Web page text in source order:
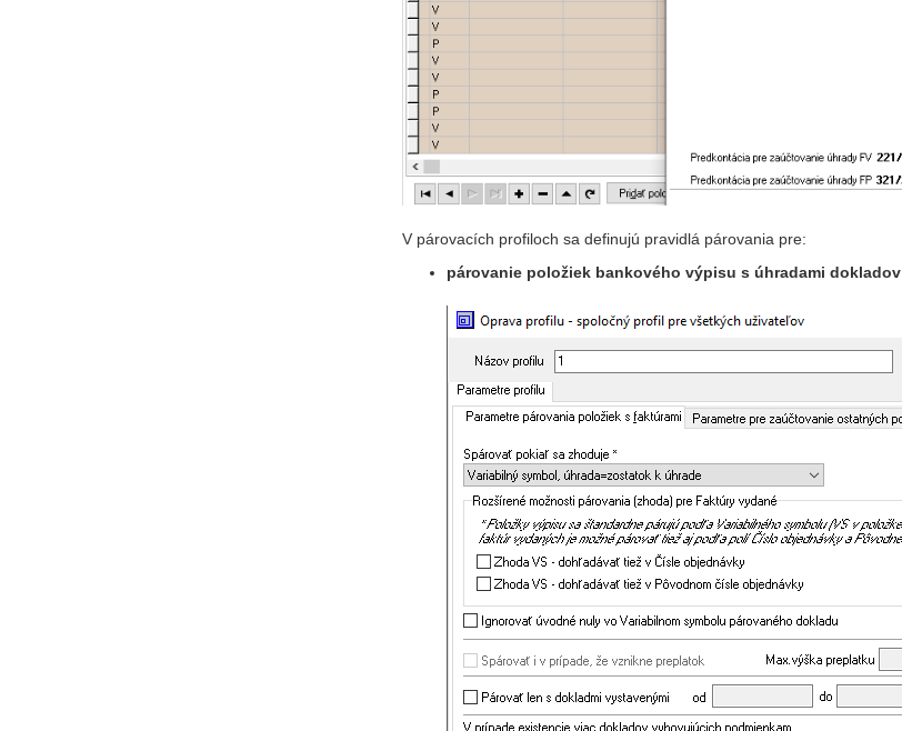
V párovacích profiloch sa definujú pravidlá párovania pre:
párovanie položiek bankového výpisu s úhradami dokladov